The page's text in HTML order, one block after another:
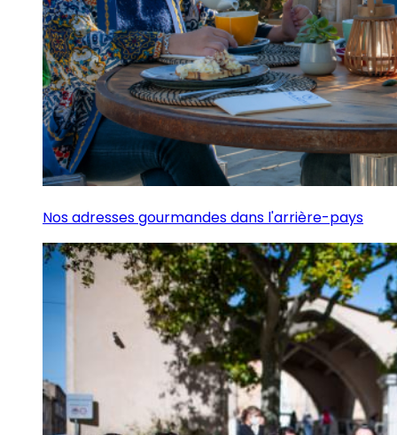
Nos adresses gourmandes dans l'arrière-pays